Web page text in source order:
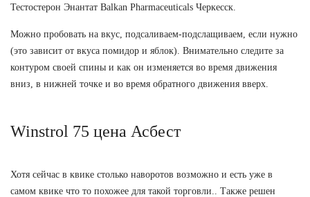
Тестостерон Энантат Balkan Pharmaceuticals Черкесск.
Можно пробовать на вкус, подсаливаем-подслащиваем, если нужно
(это зависит от вкуса помидор и яблок). Внимательно следите за
контуром своей спины и как он изменяется во время движения
вниз, в нижней точке и во время обратного движения вверх.
Winstrol 75 цена Асбест
Хотя сейчас в квике столько наворотов возможно и есть уже в
самом квике что то похожее для такой торговли.. Также решен